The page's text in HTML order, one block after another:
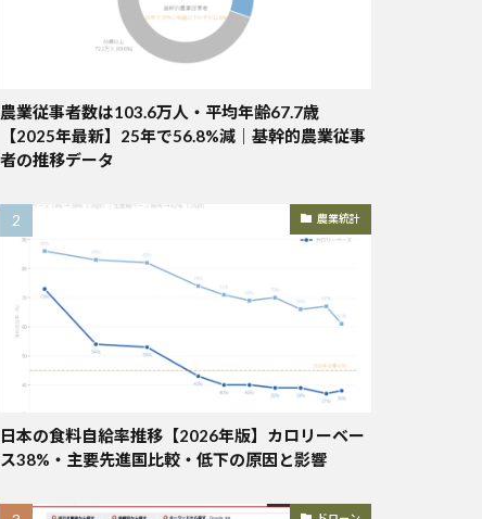
農業従事者数は103.6万人・平均年齢67.7歳
【2025年最新】25年で56.8%減｜基幹的農業従事
者の推移データ
農業統計
日本の食料自給率推移【2026年版】カロリーベー
ス38%・主要先進国比較・低下の原因と影響